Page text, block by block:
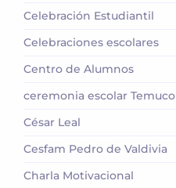
Celebración Estudiantil
Celebraciones escolares
Centro de Alumnos
ceremonia escolar Temuco
César Leal
Cesfam Pedro de Valdivia
Charla Motivacional